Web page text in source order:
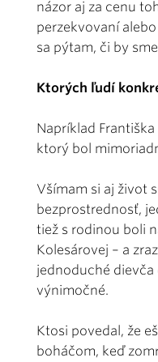
názor aj za cenu
perzekvovaní
sa pýtam, či by
Ktorých ľudí
Napríklad Františka
ktorý bol
Všímam si aj život
bezprostrednosť,
tiež s rodinou boli
Kolesárovej – a
jednoduché
výnimočné.
Ktosi povedal, že
boháčom, keď